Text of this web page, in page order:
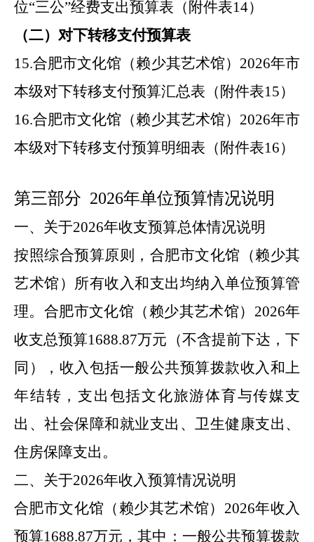
位“三公”经费支出预算表（附件表14）
（二）对下转移支付预算表
15.合肥市文化馆（赖少其艺术馆） 2026年市
本级对下转移支付预算汇总表（附件表15）
16.合肥市文化馆（赖少其艺术馆） 2026年市
本级对下转移支付预算明细表（附件表16）
第三部分 2026年单位预算情况说明
一、关于2026年收支预算总体情况说明
按照综合预算原则，合肥市文化馆（赖少其
艺术馆） 所有收入和支出均纳入单位预算管
理。合肥市文化馆（赖少其艺术馆） 2026年
收支总预算1688.87万元（不含提前下达，下
同），收入 包括一般公共预算拨款收入 和上
年结转 ，支出包括文化旅游体育与传媒支
出 、社会保障和就业支出、卫生健康支出、
住房保障支出。
二、关于2026年收入预算情况说明
合肥市文化馆（赖少其艺术馆） 2026年收入
预算1688.87万元，其中：一般公共预算拨款